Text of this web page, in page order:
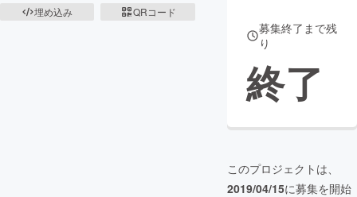
埋め込み
QRコード
募集終了まで残
り
終了
このプロジェクトは、
2019/04/15に募集を開始